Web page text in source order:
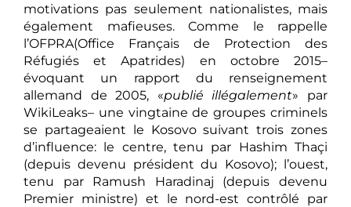
motivations pas seulement nationalistes, mais
également mafieuses. Comme le rappelle
l’OFPRA(Office Français de Protection des
Réfugiés et Apatrides) en octobre 2015–
évoquant un rapport du renseignement
allemand de 2005, «publié illégalement» par
WikiLeaks– une vingtaine de groupes criminels
se partageaient le Kosovo suivant trois zones
d’influence: le centre, tenu par Hashim Thaçi
(depuis devenu président du Kosovo); l’ouest,
tenu par Ramush Haradinaj (depuis devenu
Premier ministre) et le nord-est contrôlé par